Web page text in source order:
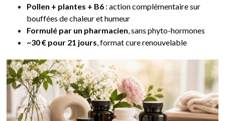
Pollen + plantes + B6 : action complémentaire sur
bouffées de chaleur et humeur
Formulé par un pharmacien, sans phyto-hormones
~30 € pour 21 jours, format cure renouvelable